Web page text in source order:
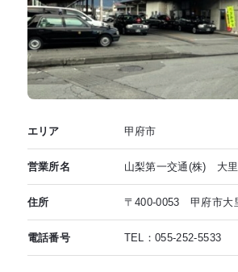
エリア 甲府市
営業所名 山梨第一交通(株) 大
住所 〒400-0053 甲府市大
電話番号 TEL：055-252-5533